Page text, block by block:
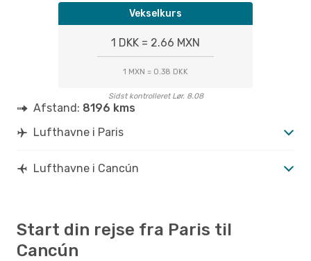
Vekselkurs
1 DKK = 2.66 MXN
1 MXN = 0.38 DKK
Sidst kontrolleret Lør. 8.08
Afstand: 8196 kms
Lufthavne i Paris
Lufthavne i Cancún
Start din rejse fra Paris til
Cancún